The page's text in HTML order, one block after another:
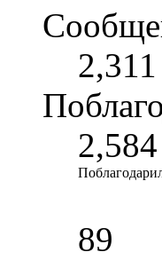
2,311
2,584
89